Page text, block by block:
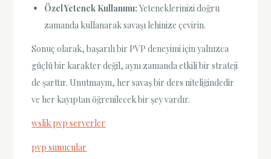
Özel Yetenek Kullanımı: Yeteneklerinizi doğru
zamanda kullanarak savaşı lehinize çevirin.
Sonuç olarak, başarılı bir PVP deneyimi için yalnızca
güçlü bir karakter değil, aynı zamanda etkili bir strateji
de şarttır. Unutmayın, her savaş bir ders niteliğindedir
ve her kayıptan öğrenilecek bir şey vardır.
wslik pvp serverler
pvp sunucular